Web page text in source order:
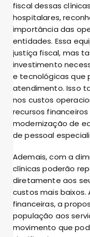
fiscal dessas
hospitalares,
importância das
entidades. Essa
justiça fiscal, mas
investimento
e tecnológicas que
atendimento. Isso
nos custos
recursos
modernização de
de pessoal
Ademais, com a
clínicas poderão
diretamente aos
custos mais baixos.
financeiras, a
população aos
movimento que